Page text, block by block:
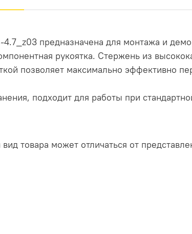
предназначена для монтажа и
рукоятка. Стержень из
позволяет максимально эффективно
подходит для работы при
товара может отличаться от